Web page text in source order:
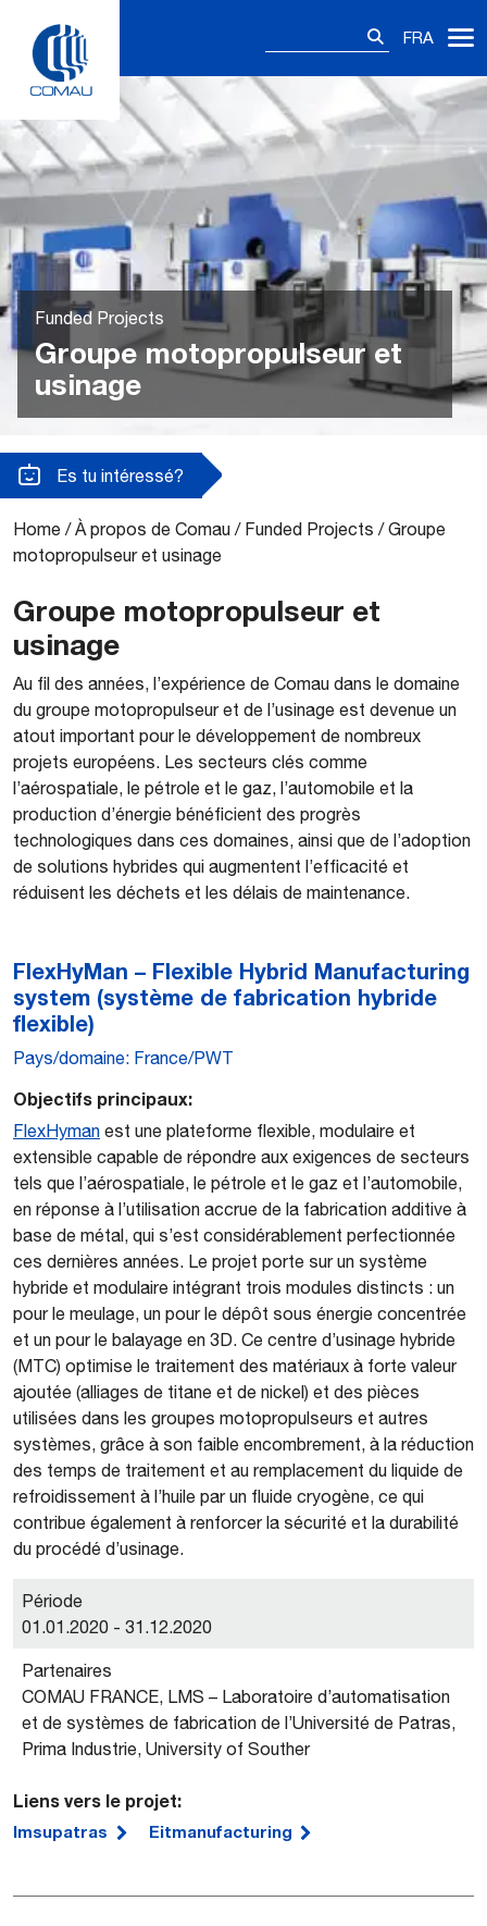
content
FRA
Funded Projects
Groupe motopropulseur et
usinage
Es tu intéressé?
Home /À propos de Comau / Funded Projects /Groupe
motopropulseur et usinage
Groupe motopropulseur et
usinage
Au fil des années, l’expérience de Comau dans le domaine
du groupe motopropulseur et de l’usinage est devenue un
atout important pour le développement de nombreux
projets européens. Les secteurs clés comme
l’aérospatiale, le pétrole et le gaz, l’automobile et la
production d’énergie bénéficient des progrès
technologiques dans ces domaines, ainsi que de l’adoption
de solutions hybrides qui augmentent l’efficacité et
réduisent les déchets et les délais de maintenance.
FlexHyMan – Flexible Hybrid Manufacturing
system (système de fabrication hybride
flexible)
Pays/domaine: France/PWT
Objectifs principaux:
FlexHyman est une plateforme flexible, modulaire et
extensible capable de répondre aux exigences de secteurs
tels que l’aérospatiale, le pétrole et le gaz et l’automobile,
en réponse à l’utilisation accrue de la fabrication additive à
base de métal, qui s’est considérablement perfectionnée
ces dernières années. Le projet porte sur un système
hybride et modulaire intégrant trois modules distincts : un
pour le meulage, un pour le dépôt sous énergie concentrée
et un pour le balayage en 3D. Ce centre d’usinage hybride
(MTC) optimise le traitement des matériaux à forte valeur
ajoutée (alliages de titane et de nickel) et des pièces
utilisées dans les groupes motopropulseurs et autres
systèmes, grâce à son faible encombrement, à la réduction
des temps de traitement et au remplacement du liquide de
refroidissement à l’huile par un fluide cryogène, ce qui
contribue également à renforcer la sécurité et la durabilité
du procédé d’usinage.
Période
01.01.2020 - 31.12.2020
Partenaires
COMAU FRANCE, LMS – Laboratoire d’automatisation
et de systèmes de fabrication de l’Université de Patras,
Prima Industrie, University of Souther
Liens vers le projet:
lmsupatras Eitmanufacturing